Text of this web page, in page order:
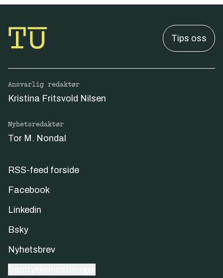
Tips oss
Ansvarlig redaktør
Kristina Fritsvold Nilsen
Nyhetsredaktør
Tor M. Nondal
RSS-feed forside
Facebook
Linkedin
Bsky
Nyhetsbrev